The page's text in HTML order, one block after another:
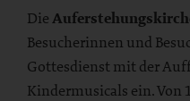
Die
Besucherinnen und
Gottesdienst mit der
Kindermusicals ein. Von